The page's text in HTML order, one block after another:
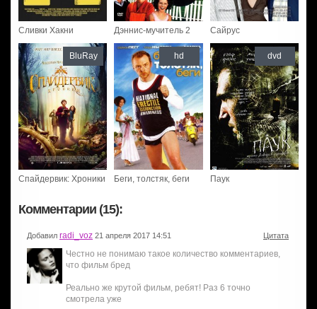
Сливки Хакни Дэннис-мучитель 2 Сайрус
Спайдервик: Хроники
BluRay
Беги, толстяк, беги
hd
Паук
dvd
Комментарии (15):
Добавил radi_voz 21 апреля 2017 14:51 Цитата
Честно не понимаю такое количество комментариев,
что фильм бред
Реально же крутой фильм, ребят! Раз 6 точно
смотрела уже